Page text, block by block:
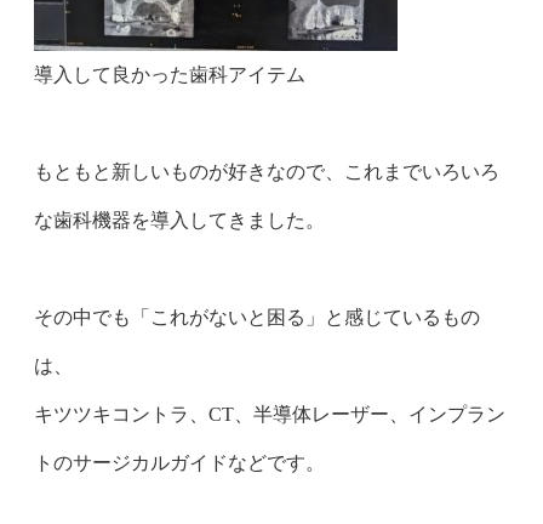
導入して良かった歯科アイテム
もともと新しいものが好きなので、これまでいろいろ
な歯科機器を導入してきました。
その中でも「これがないと困る」と感じているもの
は、
キツツキコントラ、CT、半導体レーザー、インプラン
トのサージカルガイドなどです。